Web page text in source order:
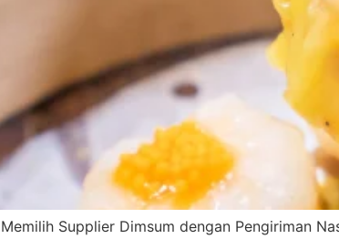
Supplier Dimsum dengan Pengiriman